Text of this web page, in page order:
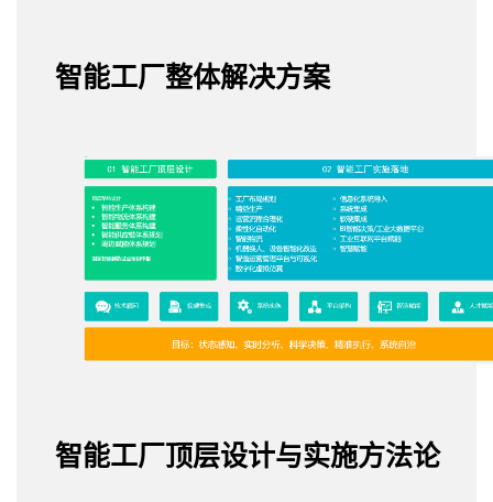
智能工厂整体解决方案
智能工厂顶层设计与实施方法论